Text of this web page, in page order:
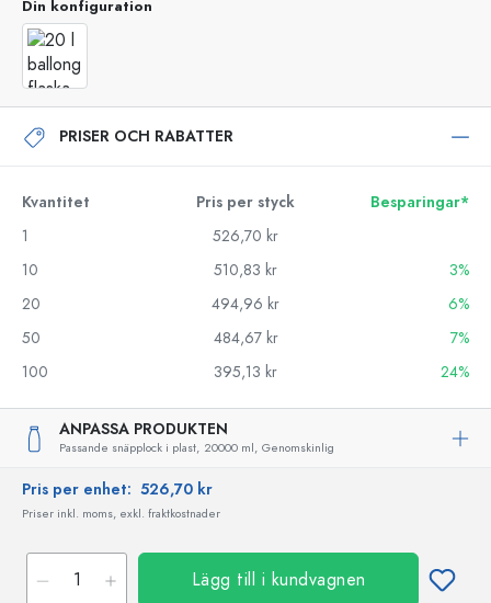
Din konfiguration
PRISER OCH RABATTER
Kvantitet Pris per styck
Besparingar*
1
526,70 kr
10
510,83 kr
3%
20
494,96 kr
6%
50
484,67 kr
7%
100
395,13 kr 24%
ANPASSA PRODUKTEN
Passande snäpplock i plast, 20000 ml, Genomskinlig
Pris per enhet: 526,70 kr
Priser inkl. moms, exkl. fraktkostnader
Lägg till i kundvagnen